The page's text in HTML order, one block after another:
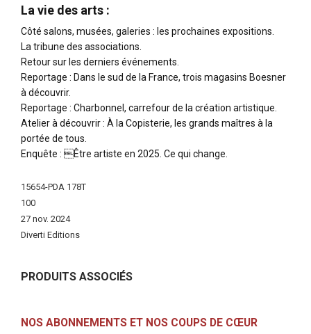
La vie des arts :
Côté salons, musées, galeries : les prochaines expositions.
La tribune des associations.
Retour sur les derniers événements.
Reportage : Dans le sud de la France, trois magasins Boesner
à découvrir.
Reportage : Charbonnel, carrefour de la création artistique.
Atelier à découvrir : À la Copisterie, les grands maîtres à la
portée de tous.
Enquête : Être artiste en 2025. Ce qui change.
Plus
d'infos
15654-PDA 178T
100
27 nov. 2024
Diverti Editions
PRODUITS ASSOCIÉS
NOS ABONNEMENTS ET NOS COUPS DE CŒUR